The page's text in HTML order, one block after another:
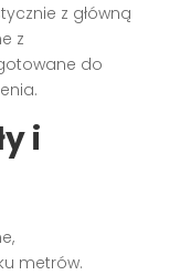
z główną
z
do
i
metrów.